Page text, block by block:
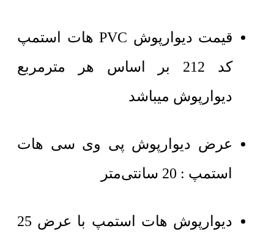
قیمت دیوارپوش PVC هات استمپ
کد 212 بر اساس هر مترمربع
دیوارپوش میباشد
عرض دیوارپوش پی وی سی هات
استمپ : 20 سانتی‌متر
دیوارپوش هات استمپ با عرض 25